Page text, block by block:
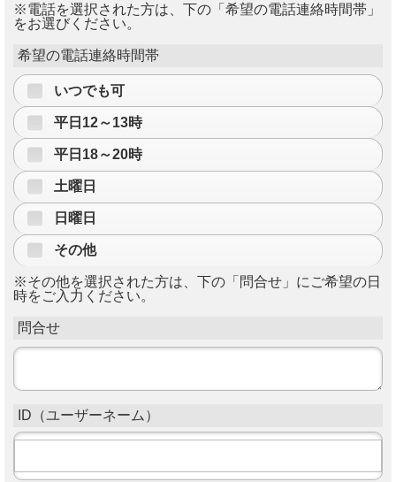
※電話を選択された方は、下の「希望の電話連絡時間帯」
をお選びください。
希望の電話連絡時間帯
いつでも可
平日12～13時
平日18～20時
土曜日
日曜日
その他
※その他を選択された方は、下の「問合せ」にご希望の日
時をご入力ください。
問合せ
ID（ユーザーネーム）